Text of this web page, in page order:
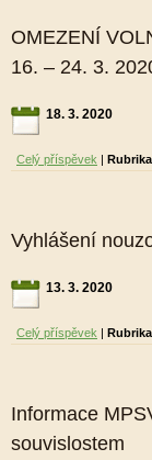
OMEZENÍ
16. – 24. 3.
18. 3. 2020
Celý příspěvek |
Vyhlášení
13. 3. 2020
Celý příspěvek |
Informace
souvislostem